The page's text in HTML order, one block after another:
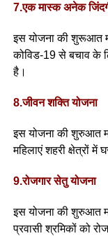
7.एक मास्क अनेक
इस योजना की शुरूआत
कोविड-19 से बचाव के
है।
8.जीवन शक्ति योजना
इस योजना की शुरुआत
महिलाएं शहरी क्षेत्रों
9.रोजगार सेतु योजना
इस योजना की शुरुआत
प्रवासी श्रमिकों को